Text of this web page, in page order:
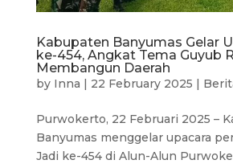
Kabupaten Banyumas Gelar
ke-454, Angkat Tema Guyub
Membangun Daerah
by Inna | 22 February 2025 |
Purwokerto, 22 Februari 2025 –
Banyumas menggelar upacara
Jadi ke-454 di Alun-Alun